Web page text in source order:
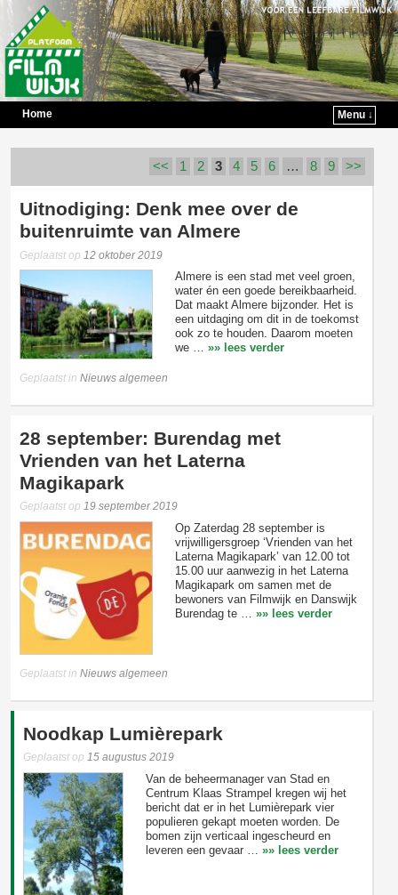
Home Menu ↓
Berichtnavigatie<< 1 2 3 4 5 6 … 8 9 >>
Uitnodiging: Denk mee over de
buitenruimte van Almere
Geplaatst op 12 oktober 2019
Almere is een stad met veel groen,
water én een goede bereikbaarheid.
Dat maakt Almere bijzonder. Het is
een uitdaging om dit in de toekomst
ook zo te houden. Daarom moeten
we … »» lees verder
Geplaatst in Nieuws algemeen
28 september: Burendag met
Vrienden van het Laterna
Magikapark
Geplaatst op 19 september 2019
Op Zaterdag 28 september is
vrijwilligersgroep ‘Vrienden van het
Laterna Magikapark’ van 12.00 tot
15.00 uur aanwezig in het Laterna
Magikapark om samen met de
bewoners van Filmwijk en Danswijk
Burendag te … »» lees verder
Geplaatst in Nieuws algemeen
Noodkap Lumièrepark
Geplaatst op 15 augustus 2019
Van de beheermanager van Stad en
Centrum Klaas Strampel kregen wij het
bericht dat er in het Lumièrepark vier
populieren gekapt moeten worden. De
bomen zijn verticaal ingescheurd en
leveren een gevaar … »» lees verder